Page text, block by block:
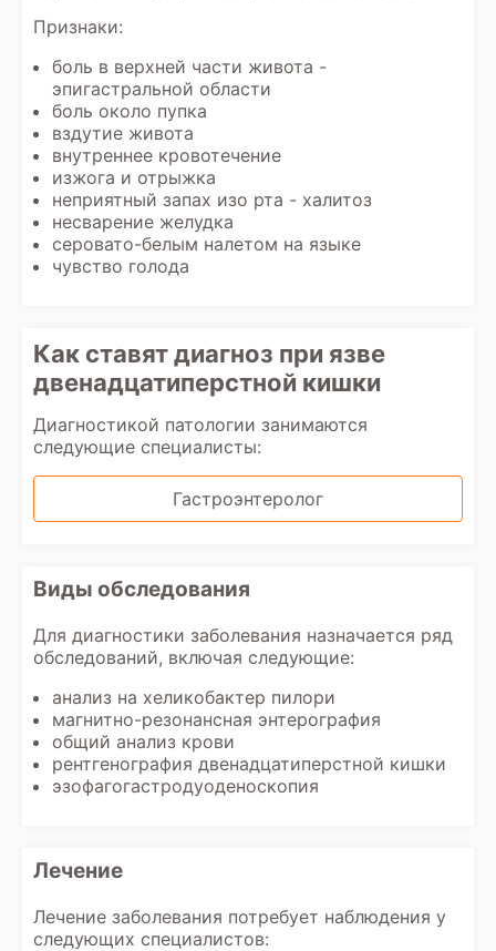
Признаки:
боль в верхней части живота -
эпигастральной области
боль около пупка
вздутие живота
внутреннее кровотечение
изжога и отрыжка
неприятный запах изо рта - халитоз
несварение желудка
серовато-белым налетом на языке
чувство голода
Как ставят диагноз при язве
двенадцатиперстной кишки
Диагностикой патологии занимаются
следующие специалисты:
Гастроэнтеролог
Виды обследования
Для диагностики заболевания назначается ряд
обследований, включая следующие:
анализ на хеликобактер пилори
магнитно-резонансная энтерография
общий анализ крови
рентгенография двенадцатиперстной кишки
эзофагогастродуоденоскопия
Лечение
Лечение заболевания потребует наблюдения у
следующих специалистов: